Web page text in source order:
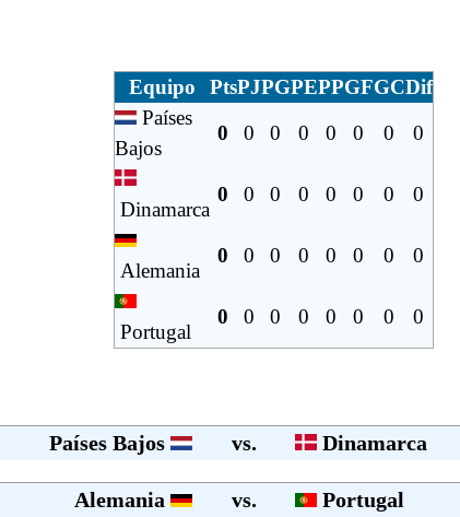
Equipo PtsPJPGPEPPGFGCDif
Países
Bajos
0 0 0 0 0 0 0 0
Dinamarca
0 0 0 0 0 0 0 0
Alemania
0 0 0 0 0 0 0 0
Portugal
0 0 0 0 0 0 0 0
Países Bajos vs. Dinamarca
Alemania vs. Portugal